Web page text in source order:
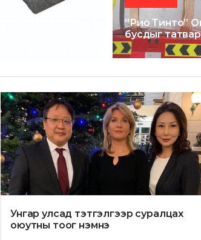
“дипломат
“Рио Тинто”
бусдыг
Унгар улсад тэтгэлгээр суралцах
оюутны тоог нэмнэ